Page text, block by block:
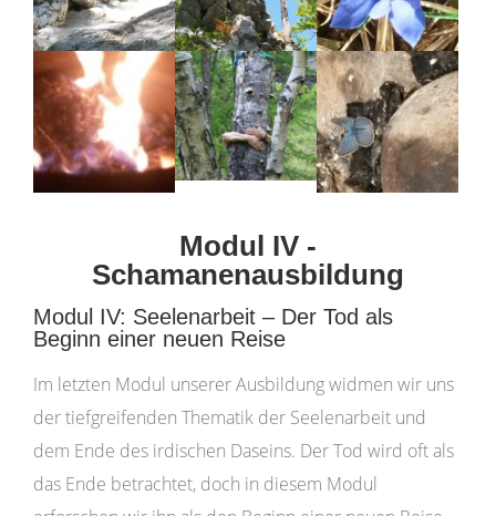
Modul IV -
Schamanenausbildung
Modul IV: Seelenarbeit – Der Tod als
Beginn einer neuen Reise
Im letzten Modul unserer Ausbildung widmen wir uns
der tiefgreifenden Thematik der Seelenarbeit und
dem Ende des irdischen Daseins. Der Tod wird oft als
das Ende betrachtet, doch in diesem Modul